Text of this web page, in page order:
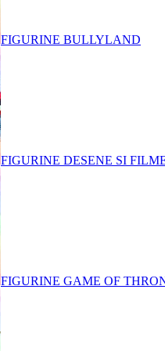
FIGURINE BULLYLAND
FIGURINE DESENE SI
FIGURINE GAME OF